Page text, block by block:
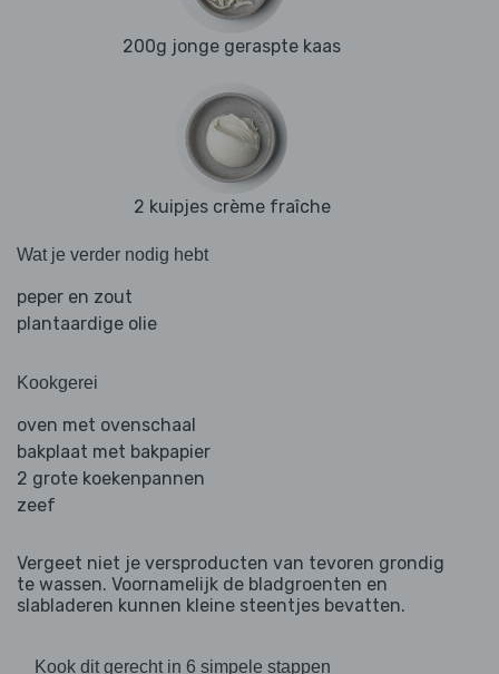
200g jonge geraspte kaas
2 kuipjes crème fraîche
Wat je verder nodig hebt
peper en zout
plantaardige olie
Kookgerei
oven met ovenschaal
bakplaat met bakpapier
2 grote koekenpannen
zeef
Vergeet niet je versproducten van tevoren grondig
te wassen. Voornamelijk de bladgroenten en
slabladeren kunnen kleine steentjes bevatten.
Kook dit gerecht in 6 simpele stappen